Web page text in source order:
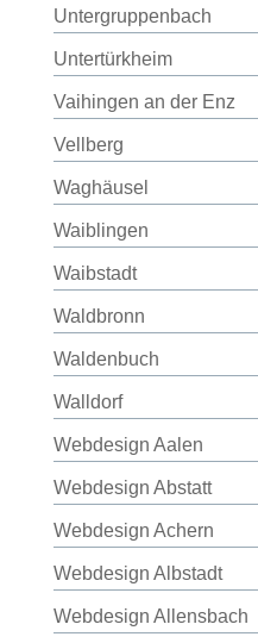
Untergruppenbach
Untertürkheim
Vaihingen an der Enz
Vellberg
Waghäusel
Waiblingen
Waibstadt
Waldbronn
Waldenbuch
Walldorf
Webdesign Aalen
Webdesign Abstatt
Webdesign Achern
Webdesign Albstadt
Webdesign Allensbach